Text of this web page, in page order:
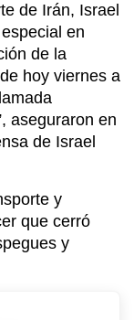
de Irán, Israel
en
de la
hoy viernes a
aseguraron en
de Israel
y
que cerró
y